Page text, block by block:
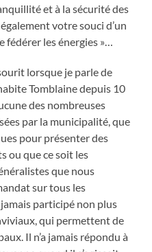
et à la sécurité des
votre souci d’un
fédérer les énergies »…
lorsque je parle de
Tomblaine depuis 10
des nombreuses
par la municipalité, que
pour présenter des
ou que ce soit les
que nous
sur tous les
participé non plus
qui permettent de
Il n’a jamais répondu à